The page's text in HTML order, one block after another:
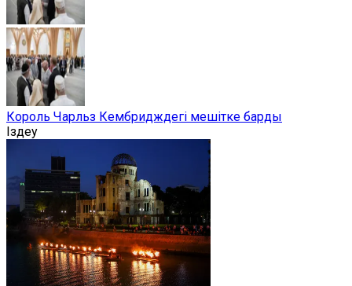
Король Чарльз Кембридждегі мешітке барды
Іздеу